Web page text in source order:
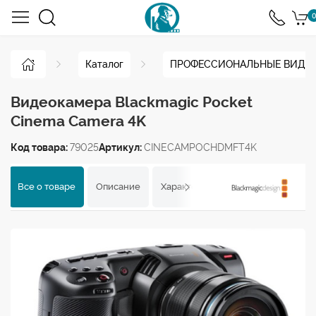
0
Каталог ПРОФЕССИОНАЛЬНЫЕ
Видеокамера Blackmagic Pocket
Cinema Camera 4K
Код товара:79025Артикул:CINECAMPOCHDMFT4K
Все о товаре Описание Характеристики Отзывы